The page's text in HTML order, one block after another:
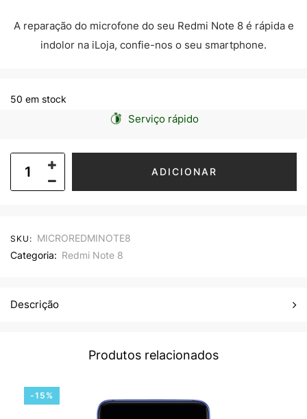
A reparação do microfone do seu Redmi Note 8 é rápida e
indolor na iLoja, confie-nos o seu smartphone.
50 em stock
Serviço rápido
ADICIONAR
SKU: MICROREDMINOTE8
Categoria: Redmi Note 8
Descrição
Produtos relacionados
-15%